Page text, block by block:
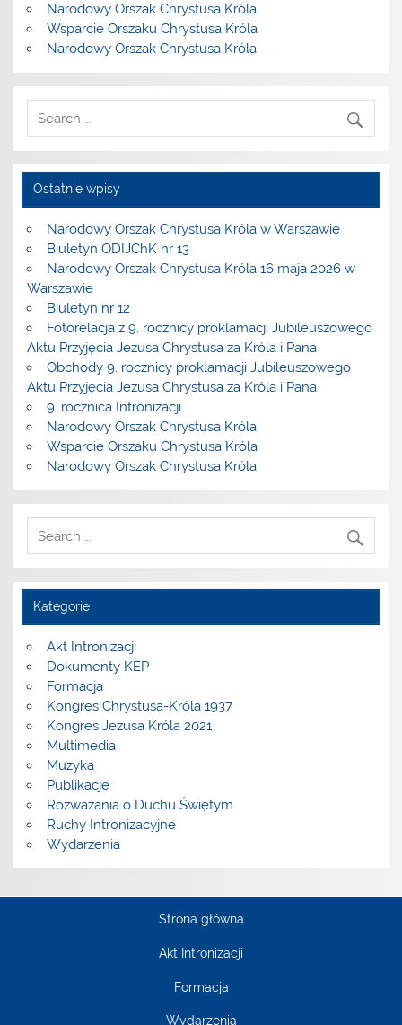
Narodowy Orszak Chrystusa Króla
Wsparcie Orszaku Chrystusa Króla
Narodowy Orszak Chrystusa Króla
Ostatnie wpisy
Narodowy Orszak Chrystusa Króla w Warszawie
Biuletyn ODIJChK nr 13
Narodowy Orszak Chrystusa Króla 16 maja 2026 w
Warszawie
Biuletyn nr 12
Fotorelacja z 9. rocznicy proklamacji Jubileuszowego
Aktu Przyjęcia Jezusa Chrystusa za Króla i Pana
Obchody 9. rocznicy proklamacji Jubileuszowego
Aktu Przyjęcia Jezusa Chrystusa za Króla i Pana
9. rocznica Intronizacji
Narodowy Orszak Chrystusa Króla
Wsparcie Orszaku Chrystusa Króla
Narodowy Orszak Chrystusa Króla
Kategorie
Akt Intronizacji
Dokumenty KEP
Formacja
Kongres Chrystusa-Króla 1937
Kongres Jezusa Króla 2021
Multimedia
Muzyka
Publikacje
Rozważania o Duchu Świętym
Ruchy Intronizacyjne
Wydarzenia
Strona główna
Akt Intronizacji
Formacja
Wydarzenia